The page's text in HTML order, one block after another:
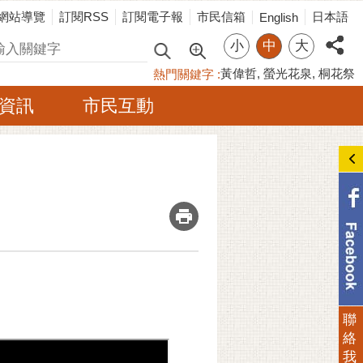
站導覽 訂閱RSS 訂閱電子報 市民信箱 English 日本語
小 中 大
熱門關鍵字 黃偉哲 螢光花泉 桐花祭
訊 市民互動
_
聯
絡
我